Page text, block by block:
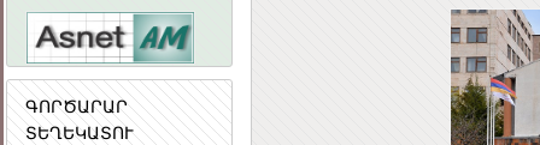
ԳՈՐԾԱՐԱՐ
ՏԵՂԵԿԱՏՈՒ